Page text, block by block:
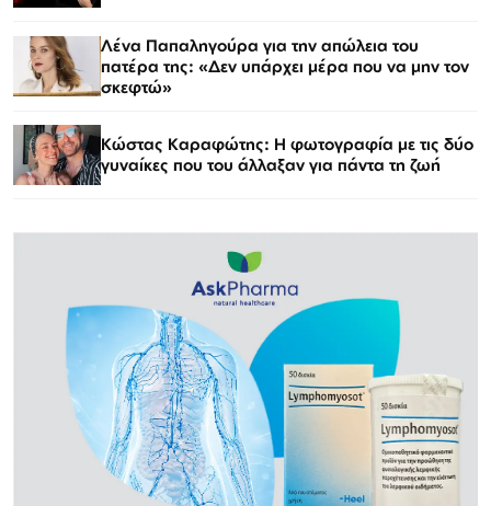
Λένα Παπαληγούρα για την απώλεια του
πατέρα της: «Δεν υπάρχει μέρα που να μην τον
σκεφτώ»
Κώστας Καραφώτης: Η φωτογραφία με τις δύο
γυναίκες που του άλλαξαν για πάντα τη ζωή